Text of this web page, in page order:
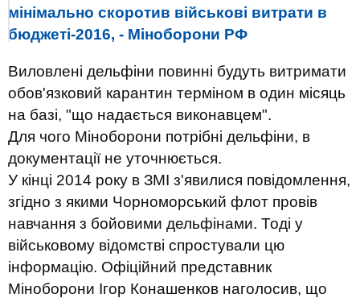
мінімально скоротив військові витрати в
бюджеті-2016, - Міноборони РФ
Виловлені дельфіни повинні будуть витримати
обов'язковий карантин терміном в один місяць
на базі, "що надається виконавцем".
Для чого Міноборони потрібні дельфіни, в
документації не уточнюється.
У кінці 2014 року в ЗМІ з'явилися повідомлення,
згідно з якими Чорноморський флот провів
навчання з бойовими дельфінами. Тоді у
військовому відомстві спростували цю
інформацію. Офіційний представник
Міноборони Ігор Конашенков наголосив, що